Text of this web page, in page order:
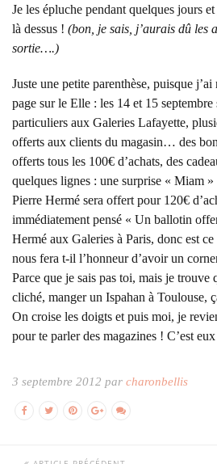
Je les épluche pendant quelques jours
là dessus ! (bon, je sais, j’aurais dû les
sortie….)
Juste une petite parenthèse, puisque
page sur le Elle : les 14 et 15 septembre
particuliers aux Galeries Lafayette,
offerts aux clients du magasin… des
offerts tous les 100€ d’achats, des
quelques lignes : une surprise « Miam
Pierre Hermé sera offert pour 120€
immédiatement pensé « Un ballotin
Hermé aux Galeries à Paris, donc est
nous fera t-il l’honneur d’avoir un
Parce que je sais pas toi, mais je trouve
cliché, manger un Ispahan à Toulouse,
On croise les doigts et puis moi, je
pour te parler des magazines ! C’est
3 septembre 2012 par charonbellis